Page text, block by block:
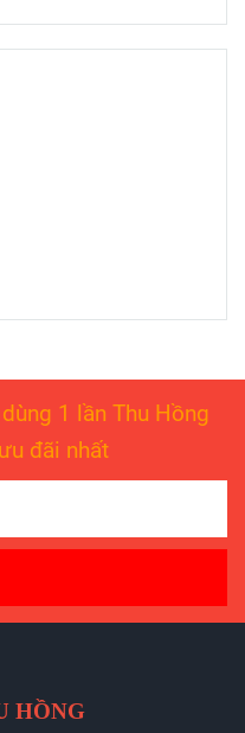
1 lần Thu Hồng
đãi nhất
HỒNG